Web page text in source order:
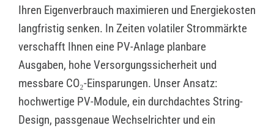
Ihren Eigenverbrauch maximieren und Energiekosten
langfristig senken. In Zeiten volatiler Strommärkte
verschafft Ihnen eine PV-Anlage planbare
Ausgaben, hohe Versorgungssicherheit und
messbare CO₂-Einsparungen. Unser Ansatz:
hochwertige PV-Module, ein durchdachtes String-
Design, passgenaue Wechselrichter und ein